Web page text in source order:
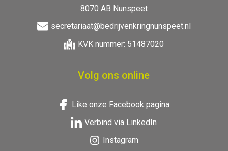
8070 AB Nunspeet
secretariaat@bedrijvenkringnunspeet.nl
KVK nummer: 51487020
Volg ons online
Like onze Facebook pagina
Verbind via LinkedIn
Instagram